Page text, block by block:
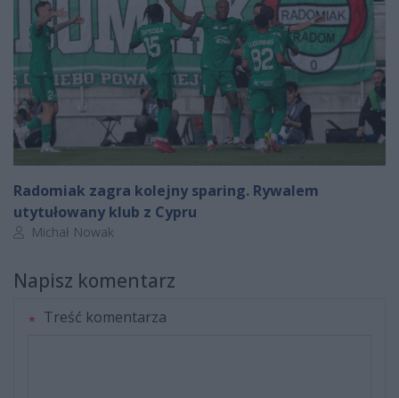
Radomiak zagra kolejny sparing. Rywalem
utytułowany klub z Cypru
Autor artykułu:
Michał Nowak
Napisz komentarz
Treść komentarza